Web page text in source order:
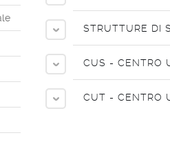
STRUTTURE DI
CUS - CENTRO
CUT - CENTRO